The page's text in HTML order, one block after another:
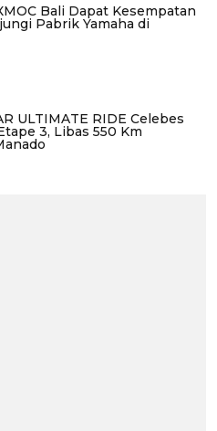
Bali Dapat Kesempatan
Pabrik Yamaha di
ULTIMATE RIDE Celebes
3, Libas 550 Km